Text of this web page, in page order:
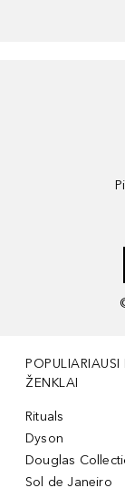
POPULIARIAUSI
ŽENKLAI
Rituals
Dyson
Douglas
Sol de Janeiro